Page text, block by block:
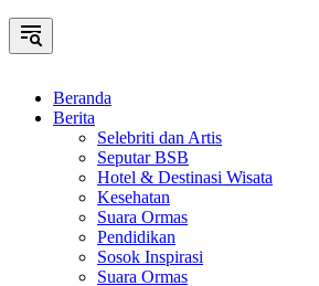
Beranda
Berita
Selebriti dan Artis
Seputar BSB
Hotel & Destinasi Wisata
Kesehatan
Suara Ormas
Pendidikan
Sosok Inspirasi
Suara Ormas